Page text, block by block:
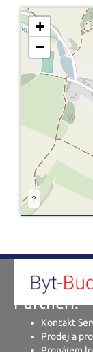
+
−
?
Partneři:
Kontakt
Prodej a